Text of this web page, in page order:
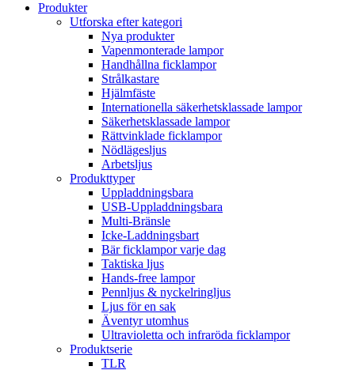
Produkter
Utforska efter kategori
Nya produkter
Vapenmonterade lampor
Handhållna ficklampor
Strålkastare
Hjälmfäste
Internationella säkerhetsklassade lampor
Säkerhetsklassade lampor
Rättvinklade ficklampor
Nödlägesljus
Arbetsljus
Produkttyper
Uppladdningsbara
USB-Uppladdningsbara
Multi-Bränsle
Icke-Laddningsbart
Bär ficklampor varje dag
Taktiska ljus
Hands-free lampor
Pennljus & nyckelringljus
Ljus för en sak
Äventyr utomhus
Ultravioletta och infraröda ficklampor
Produktserie
TLR